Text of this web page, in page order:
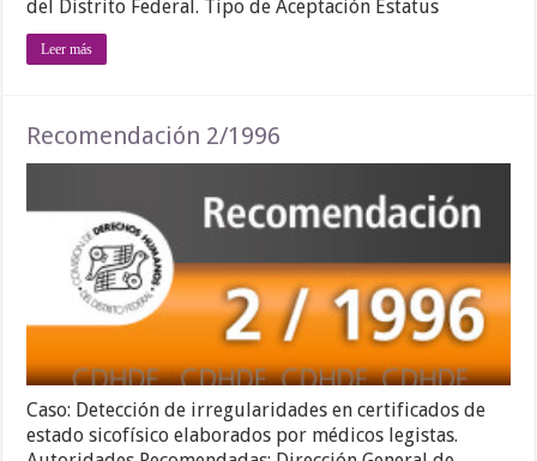
del Distrito Federal. Tipo de Aceptación Estatus
Leer más
Recomendación 2/1996
Caso: Detección de irregularidades en certificados de
estado sicofísico elaborados por médicos legistas.